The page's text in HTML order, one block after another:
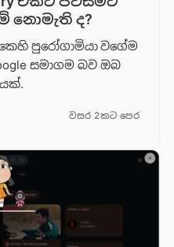
නොමැති ද?
පුරෝගාමියා වගේම
සමාගම බව ඔබ
වසර 2කට පෙර